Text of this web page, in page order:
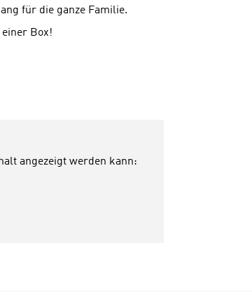
für die ganze Familie.
Box!
angezeigt werden kann: